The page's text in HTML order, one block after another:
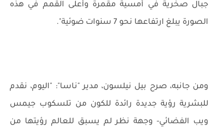
جبال صخرية في أمسية مقمرة وأعلى القمم في هذه
الصورة يبلغ ارتفاعها نحو 7 سنوات ضوئية".
ومن جانبه، صرح بيل نيلسون، مدير "ناسا": "اليوم، نقدم
للبشرية رؤية جديدة رائدة للكون من تلسكوب جيمس
ويب الفضائي- وجهة نظر لم يسبق للعالم رؤيتها من